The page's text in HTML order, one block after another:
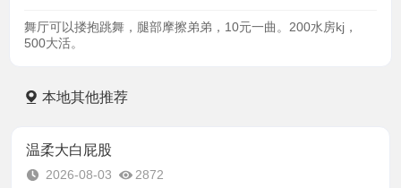
舞厅可以搂抱跳舞，腿部摩擦弟弟，10元一曲。200水房kj，
500大活。
本地其他推荐
温柔大白屁股
2026-08-03
2872